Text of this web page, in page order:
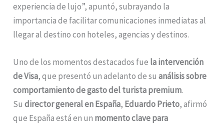
experiencia de lujo”, apuntó, subrayando la
importancia de facilitar comunicaciones inmediatas al
llegar al destino con hoteles, agencias y destinos.
Uno de los momentos destacados fue la intervención
de Visa, que presentó un adelanto de suanálisis sobre
comportamiento de gasto del turista premium.
Sudirector general en España, Eduardo Prieto, afirmó
que España está en un momento clave para